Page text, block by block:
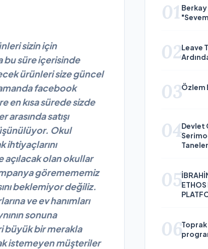
sizin için
bu süre içerisinde
ürünleri size güncel
facebook
en kısa sürede sizde
satışı
Okul
ihtiyaçlarını
açılacak olan okullar
göremememiz
beklemiyor değiliz.
ve ev hanımları
sonuna
büyük bir merakla
istemeyen müşteriler
01
02Leave
03Özlem
04Devlet
05ETHOS
06Toprak